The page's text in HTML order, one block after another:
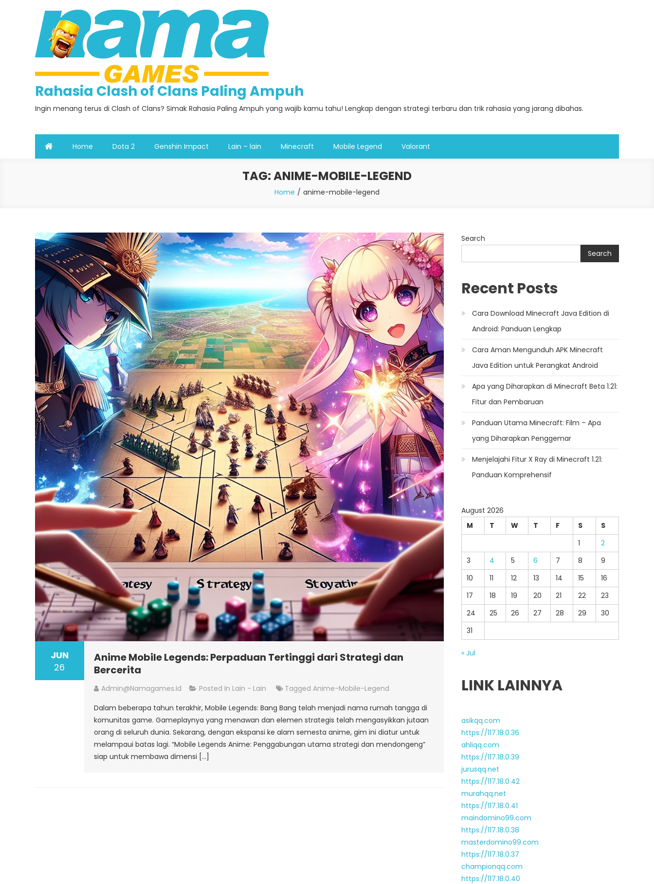
Rahasia Clash of Clans Paling Ampuh
Ingin menang terus di Clash of Clans? Simak Rahasia Paling Ampuh yang wajib kamu tahu! Lengkap dengan strategi terbaru dan trik rahasia yang jarang dibahas.
Home Dota 2 Genshin Impact Lain – lain Minecraft Mobile Legend Valorant
TAG:ANIME-MOBILE-LEGEND
Home anime-mobile-legend
JUN
26
Anime Mobile Legends: Perpaduan Tertinggi dari Strategi dan
Bercerita
Admin@namagames.id Posted In Lain - Lain Tagged Anime-Mobile-Legend
Dalam beberapa tahun terakhir, Mobile Legends: Bang Bang telah menjadi nama rumah tangga di
komunitas game. Gameplaynya yang menawan dan elemen strategis telah mengasyikkan jutaan
orang di seluruh dunia. Sekarang, dengan ekspansi ke alam semesta anime, gim ini diatur untuk
melampaui batas lagi. “Mobile Legends Anime: Penggabungan utama strategi dan mendongeng”
siap untuk membawa dimensi […]
Search
Search
Recent Posts
Cara Download Minecraft Java Edition di
Android: Panduan Lengkap
Cara Aman Mengunduh APK Minecraft
Java Edition untuk Perangkat Android
Apa yang Diharapkan di Minecraft Beta 1.21:
Fitur dan Pembaruan
Panduan Utama Minecraft: Film – Apa
yang Diharapkan Penggemar
Menjelajahi Fitur X Ray di Minecraft 1.21:
Panduan Komprehensif
August 2026
M
T W T F S
S
1
2
3
4 5 6 7 8
9
10
11 12 13 14 15
16
17
18 19 20 21 22
23
24
25 26 27 28 29
30
31
« Jul
LINK LAINNYA
asikqq.com
https://117.18.0.36
ahliqq.com
https://117.18.0.39
jurusqq.net
https://117.18.0.42
murahqq.net
https://117.18.0.41
maindomino99.com
https://117.18.0.38
masterdomino99.com
https://117.18.0.37
championqq.com
https://117.18.0.40